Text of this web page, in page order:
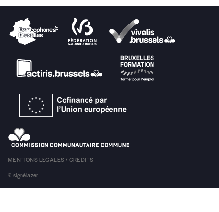
MENTIONS LÉGALES / CRÉDITS
© signélazer